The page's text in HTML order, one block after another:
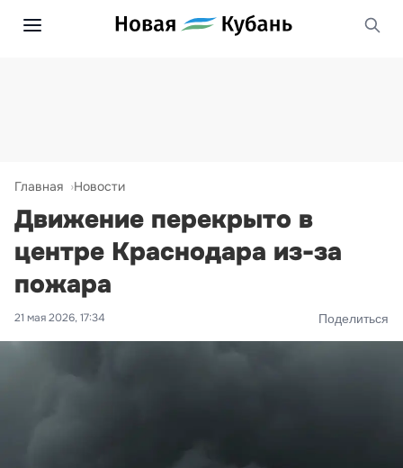
Главная Новости
Движение перекрыто в
центре Краснодара из-за
пожара
21 мая 2026, 17:34 Поделиться